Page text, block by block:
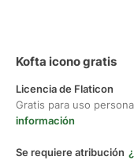
Kofta icono gratis
Licencia de Flaticon
Gratis para uso
información
Se requiere atribución